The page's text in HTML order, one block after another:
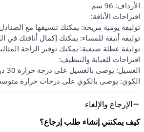
الأرداف: 96 سم
اقتراحات الأناقة:
توليفة يومية مريحة: يمكنك تنسيقها مع
توليفة أنيقة للمساء: يمكنك إكمال أناقتك
توليفة عطلة صيفية: يمكنك توفير الراحة
اقتراحات للعناية والتنظيف:
الغسيل: يوصى بالغسيل على درجة حرارة 30 درجة بشكل لطيف.
الكوي: يوصى بالكوي على درجات حرارة
الإرجاع والإلغاء
كيف يمكنني إنشاء طلب إرجاع؟